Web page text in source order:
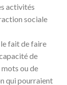
activités
sociale
le fait de faire
de
ou de
qui pourraient